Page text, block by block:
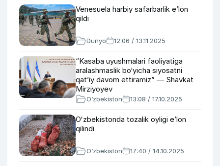
Venesuela harbiy safarbarlik e’lon
qildi
Dunyo 12:06 / 13.11.2025
“Kasaba uyushmalari faoliyatiga
aralashmaslik bo‘yicha siyosatni
qat’iy davom ettiramiz” — Shavkat
Mirziyoyev
O‘zbekiston 13:08 / 17.10.2025
Oʻzbekistonda tozalik oyligi eʼlon
qilindi
O‘zbekiston 17:40 / 14.10.2025